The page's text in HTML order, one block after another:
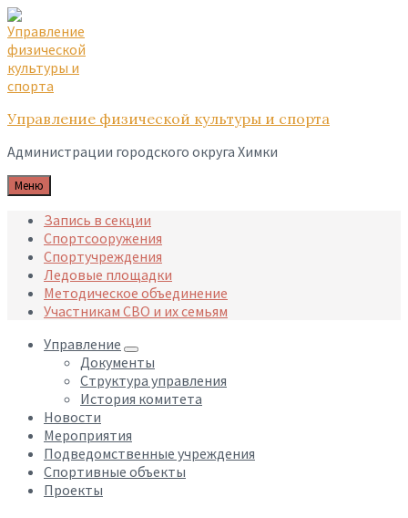
Skip
to
content
Skip
to
main
navigation
Skip
to
footer
Управление физической культуры и спорта
Администрации городского округа Химки
Меню
Запись в секции
Спортсооружения
Спортучреждения
Ледовые площадки
Методическое объединение
Участникам СВО и их семьям
Управление
Документы
Структура управления
История комитета
Новости
Мероприятия
Подведомственные учреждения
Спортивные объекты
Проекты